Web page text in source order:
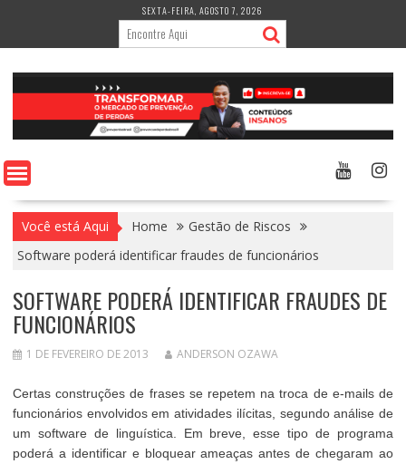
content
SEXTA-FEIRA, AGOSTO 7, 2026
Você está Aqui Home
Gestão de Riscos
Software poderá identificar fraudes de funcionários
SOFTWARE PODERÁ IDENTIFICAR FRAUDES DE
FUNCIONÁRIOS
1 DE FEVEREIRO DE 2013 ANDERSON OZAWA
Certas construções de frases se repetem na troca de e-mails de
funcionários envolvidos em atividades ilícitas, segundo análise de
um software de linguística. Em breve, esse tipo de programa
poderá a identificar e bloquear ameaças antes de chegaram ao